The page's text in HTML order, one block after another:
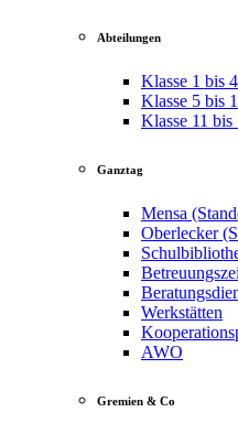
Abteilungen
Klasse 1 bis
Klasse 5 bis
Klasse 11 bis
Ganztag
Mensa
Oberlecker
Werkstätten
AWO
Gremien & Co